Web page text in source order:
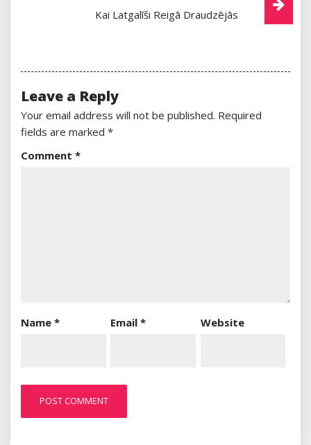
Kai Latgalīši Reigā Draudzējās
Leave a Reply
Your email address will not be published. Required
fields are marked *
Comment *
Name * Email* Website